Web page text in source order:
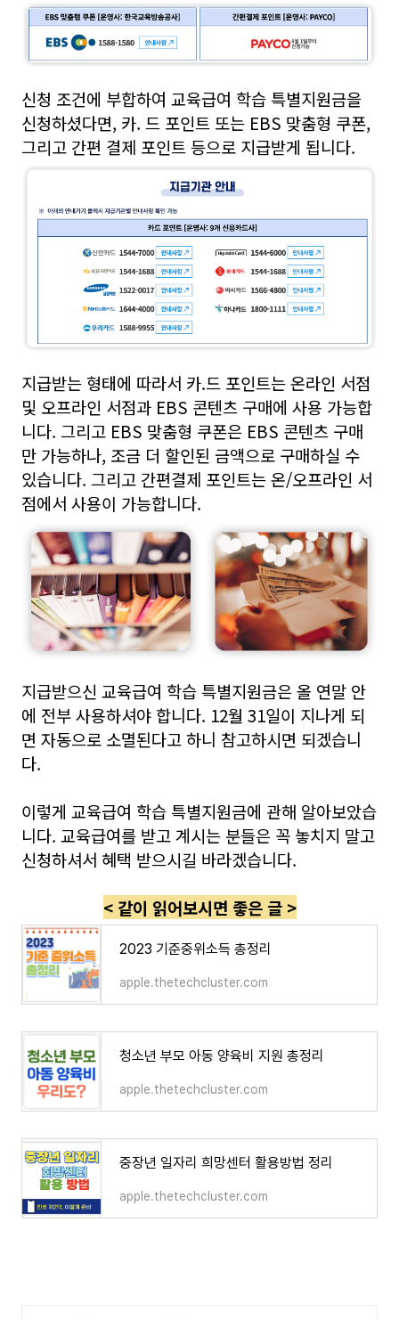
신청 조건에 부합하여 교육급여 학습 특별지원금을
신청하셨다면, 카. 드 포인트 또는 EBS 맞춤형 쿠폰,
그리고 간편 결제 포인트 등으로 지급받게 됩니다.
지급받는 형태에 따라서 카.드 포인트는 온라인 서점
및 오프라인 서점과 EBS 콘텐츠 구매에 사용 가능합
니다. 그리고 EBS 맞춤형 쿠폰은 EBS 콘텐츠 구매
만 가능하나, 조금 더 할인된 금액으로 구매하실 수
있습니다. 그리고 간편결제 포인트는 온/오프라인 서
점에서 사용이 가능합니다.
지급받으신 교육급여 학습 특별지원금은 올 연말 안
에 전부 사용하셔야 합니다. 12월 31일이 지나게 되
면 자동으로 소멸된다고 하니 참고하시면 되겠습니
다.
이렇게 교육급여 학습 특별지원금에 관해 알아보았습
니다. 교육급여를 받고 계시는 분들은 꼭 놓치지 말고
신청하셔서 혜택 받으시길 바라겠습니다.
< 같이 읽어보시면 좋은 글 >
2023 기준중위소득 총정리
apple.thetechcluster.com
청소년 부모 아동 양육비 지원 총정리
apple.thetechcluster.com
중장년 일자리 희망센터 활용방법 정리
apple.thetechcluster.com